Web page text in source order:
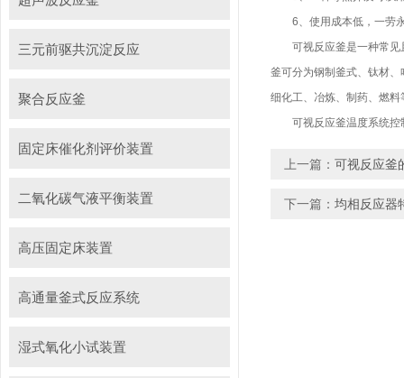
三元前驱共沉淀反应
聚合反应釜
固定床催化剂评价装置
二氧化碳气液平衡装置
高压固定床装置
高通量釜式反应系统
湿式氧化小试装置
6、使用成本低，一劳
可视反应釜是一种常见且
釜可分为钢制釜式、钛材
细化工、冶炼、制药、燃
可视反应釜温度系统控制
上一篇： 可视反应釜
下一篇： 均相反应器